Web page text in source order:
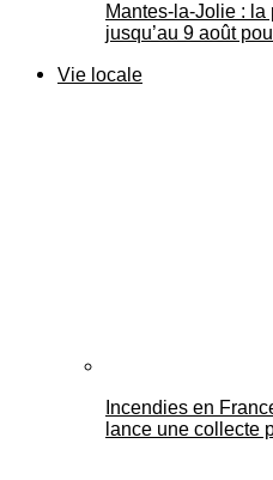
Mantes-la-Jolie :
jusqu’au 9 août
Vie locale
Incendies en
lance une collecte